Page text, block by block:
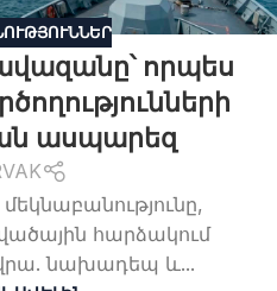
որպես
ասպարեզ
հարձակում
վրա. նախադեպ և...